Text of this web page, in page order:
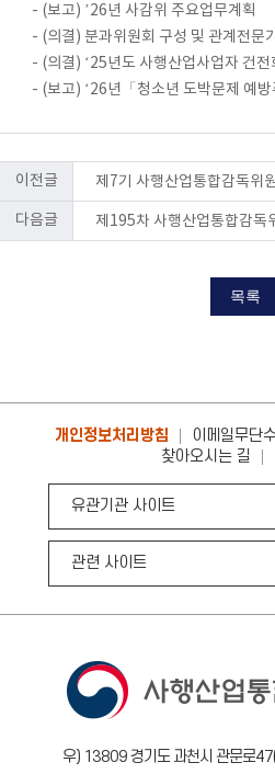
- (보고) ’26년 사감위 주요업무계획
- (의결) 분과위원회 구성 및 관계전문
- (의결) ‘25년도 사행산업사업자 건전
- (보고) ‘26년「청소년 도박문제 예
이전글 제7기 사행산업통합감독위
다음글 제195차 사행산업통합감독
목록
개인정보처리방침 이메일무단
찾아오시는 길
우) 13809 경기도 과천시 관문로